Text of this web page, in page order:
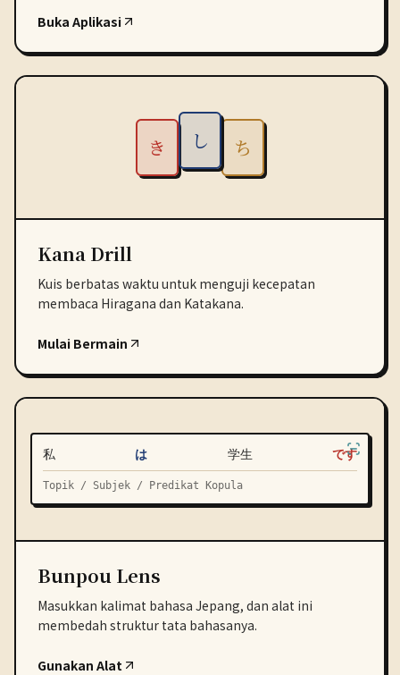
Buka Aplikasi
き し ち
Kana Drill
Kuis berbatas waktu untuk menguji kecepatan
membaca Hiragana dan Katakana.
Mulai Bermain
私 は 学生 です
Topik / Subjek / Predikat Kopula
Bunpou Lens
Masukkan kalimat bahasa Jepang, dan alat ini
membedah struktur tata bahasanya.
Gunakan Alat